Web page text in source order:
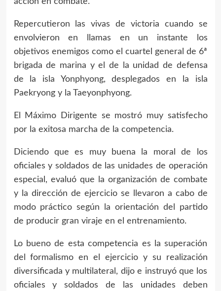
Repercutieron las vivas de victoria cuando se
envolvieron en llamas en un instante los
objetivos enemigos como el cuartel general de 6ª
brigada de marina y el de la unidad de defensa
de la isla Yonphyong, desplegados en la isla
Paekryong y la Taeyonphyong.
El Máximo Dirigente se mostró muy satisfecho
por la exitosa marcha de la competencia.
Diciendo que es muy buena la moral de los
oficiales y soldados de las unidades de operación
especial, evaluó que la organización de combate
y la dirección de ejercicio se llevaron a cabo de
modo práctico según la orientación del partido
de producir gran viraje en el entrenamiento.
Lo bueno de esta competencia es la superación
del formalismo en el ejercicio y su realización
diversificada y multilateral, dijo e instruyó que los
oficiales y soldados de las unidades deben